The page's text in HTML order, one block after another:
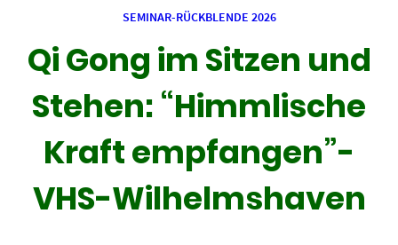
SEMINAR-RÜCKBLENDE 2026
Qi Gong im Sitzen und
Stehen: “Himmlische
Kraft empfangen”-
VHS-Wilhelmshaven